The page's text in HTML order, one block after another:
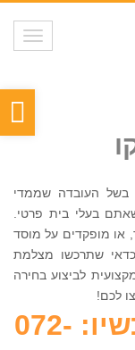
בשל העובדה שממדי
בעלי בית פרטי.
או מופקדים על מוסד
שתרכשו מצלמת
לביצוע בחירה
לייעוץ חינם חייגו עכשיו: 072-